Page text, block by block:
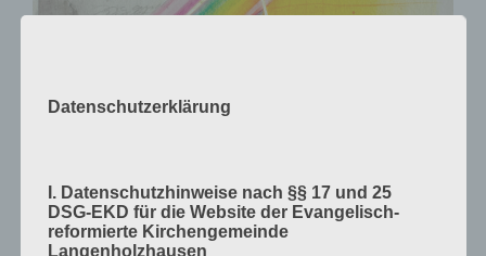
Datenschutzerklärung
I. Datenschutzhinweise nach §§ 17 und 25
DSG-EKD für die Website der Evangelisch-
reformierte Kirchengemeinde
Langenholzhausen